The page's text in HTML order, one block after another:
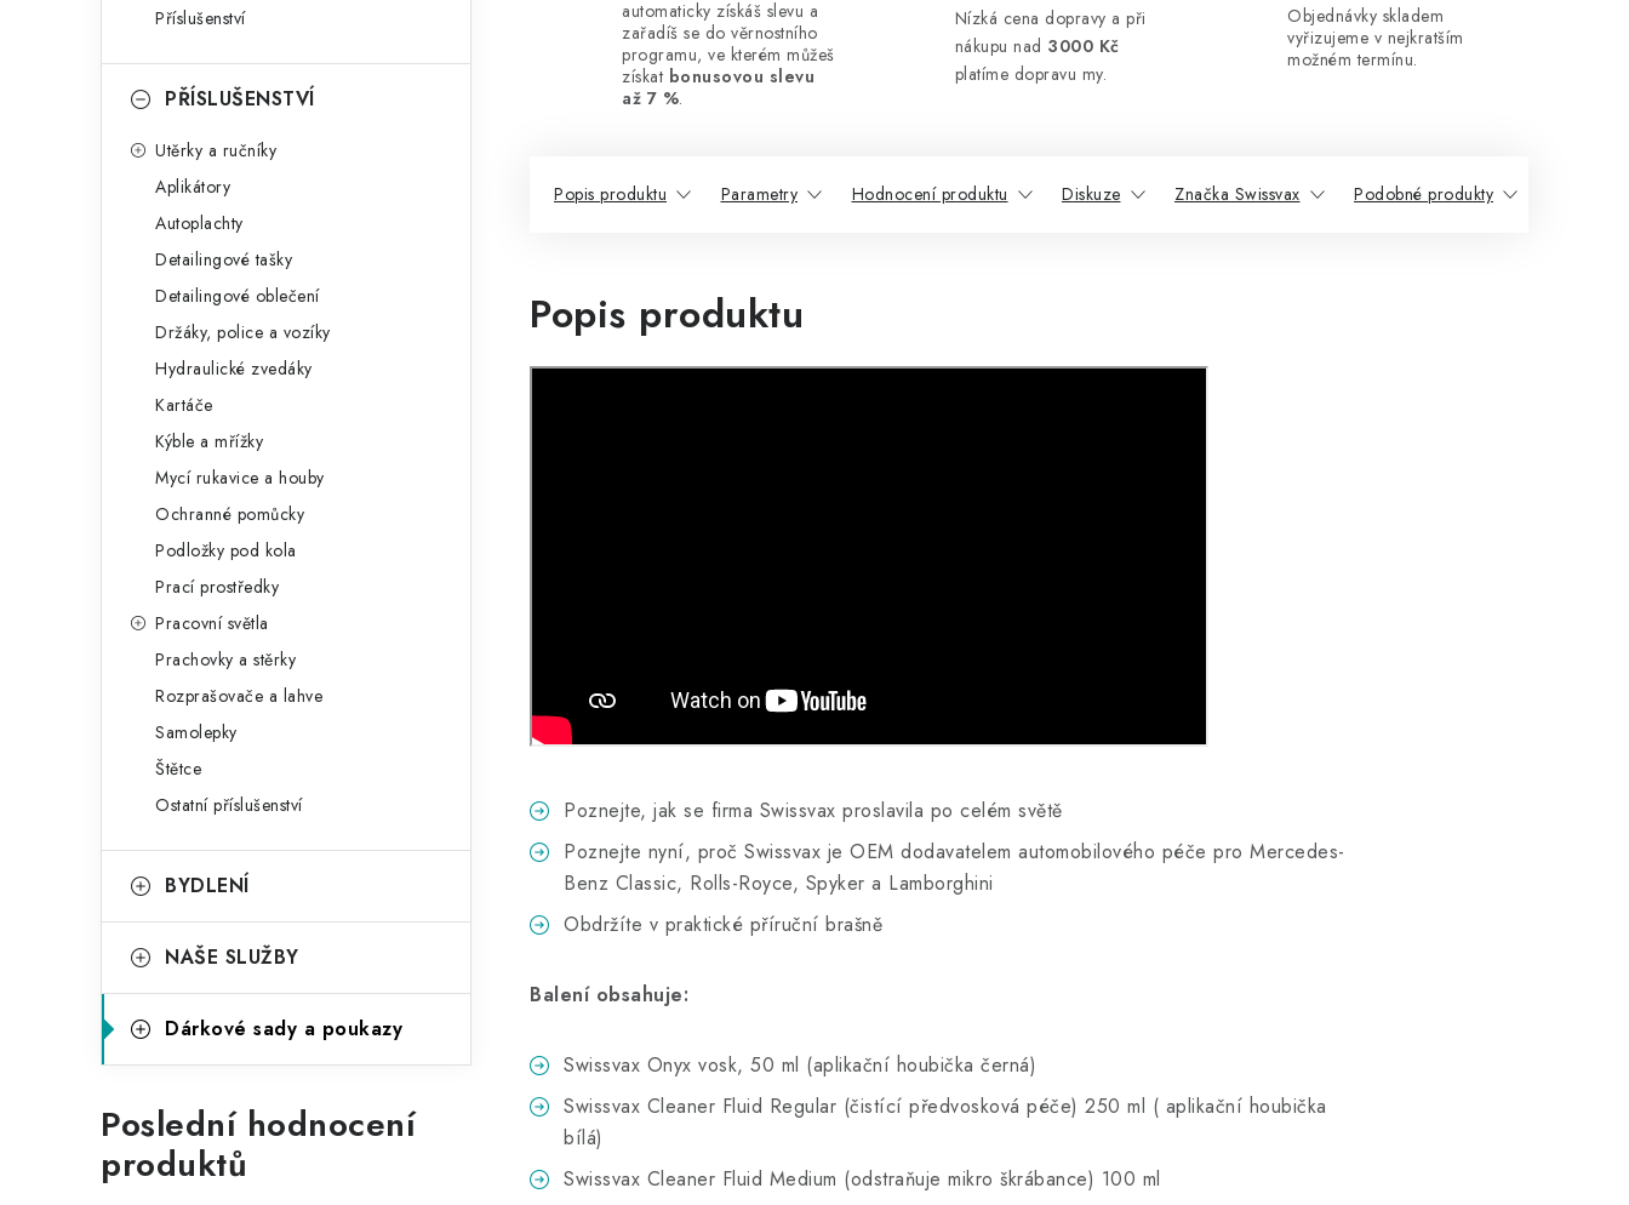
Příslušenství
PŘÍSLUŠENSTVÍ
Utěrky a ručníky
Aplikátory
Autoplachty
Detailingové tašky
Detailingové oblečení
Držáky, police a vozíky
Hydraulické zvedáky
Kartáče
Kýble a mřížky
Mycí rukavice a houby
Ochranné pomůcky
Podložky pod kola
Prací prostředky
Pracovní světla
Prachovky a stěrky
Rozprašovače a lahve
Samolepky
Štětce
Ostatní příslušenství
BYDLENÍ
NAŠE SLUŽBY
Dárkové sady a poukazy
Poslední hodnocení
produktů
automaticky získáš slevu a
zařadíš se do věrnostního
programu, ve kterém můžeš
získat bonusovou slevu
až 7 %.
Nízká cena dopravy a při
nákupu nad 3000 Kč
platíme dopravu my.
Objednávky skladem
vyřizujeme v nejkratším
možném termínu.
Popis produktu Parametry Hodnocení produktu Diskuze Značka Swissvax Podobné produkty
Popis produktu
Poznejte, jak se firma Swissvax proslavila po celém světě
Poznejte nyní, proč Swissvax je OEM dodavatelem automobilového péče pro Mercedes-
Benz Classic, Rolls-Royce, Spyker a Lamborghini
Obdržíte v praktické příruční brašně
Balení obsahuje:
Swissvax Onyx vosk, 50 ml (aplikační houbička černá)
Swissvax Cleaner Fluid Regular (čistící předvosková péče) 250 ml ( aplikační houbička
bílá)
Swissvax Cleaner Fluid Medium (odstraňuje mikro škrábance) 100 ml